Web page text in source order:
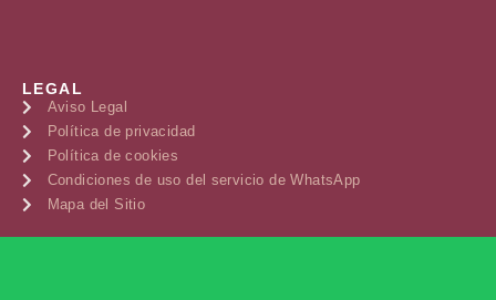
LEGAL
Aviso Legal
Política de privacidad
Política de cookies
Condiciones de uso del servicio de WhatsApp
Mapa del Sitio